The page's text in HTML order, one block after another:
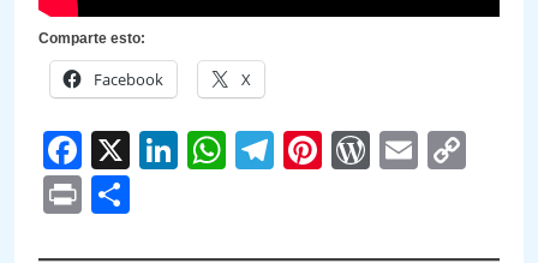
Comparte esto:
Facebook X
Facebook
X LinkedIn
WhatsApp
Telegram
PinterestEmail
Print